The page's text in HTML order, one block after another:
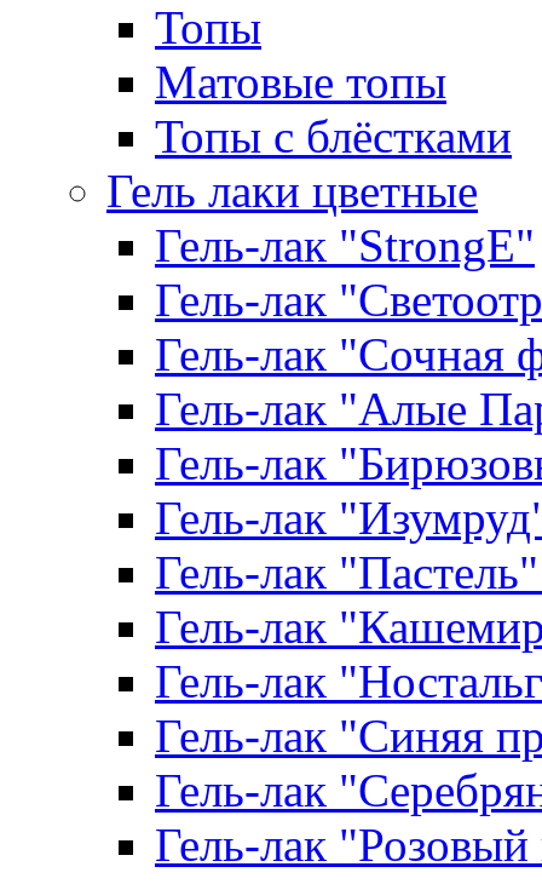
Топы
Матовые топы
Топы с блёстками
Гель лаки цветные
Гель-лак "StrongE"
Гель-лак
Гель-лак "Сочная
Гель-лак "Алые
Гель-лак
Гель-лак
Гель-лак
Гель-лак
Гель-лак
Гель-лак "Синяя
Гель-лак
Гель-лак